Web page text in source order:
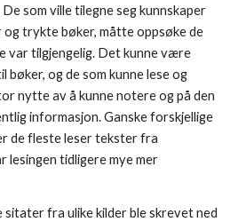
som ville tilegne seg kunnskaper
og trykte bøker, måtte oppsøke de
var tilgjengelig. Det kunne være
bøker, og de som kunne lese og
nytte av å kunne notere og på den
informasjon. Ganske forskjellige
de fleste leser tekster fra
lesingen tidligere mye mer
sitater fra ulike kilder ble skrevet ned